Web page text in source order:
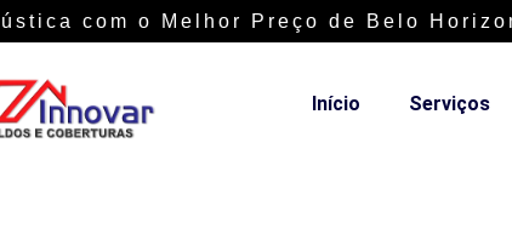
com o Melhor Preço de Belo
Início Serviços